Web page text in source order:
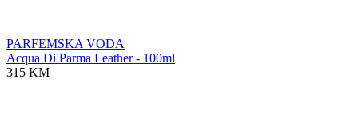
PARFEMSKA VODA
Acqua Di Parma Leather - 100ml
315 KM